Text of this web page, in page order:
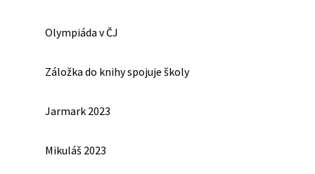
Olympiáda v ČJ
Záložka do knihy spojuje školy
Jarmark 2023
Mikuláš 2023